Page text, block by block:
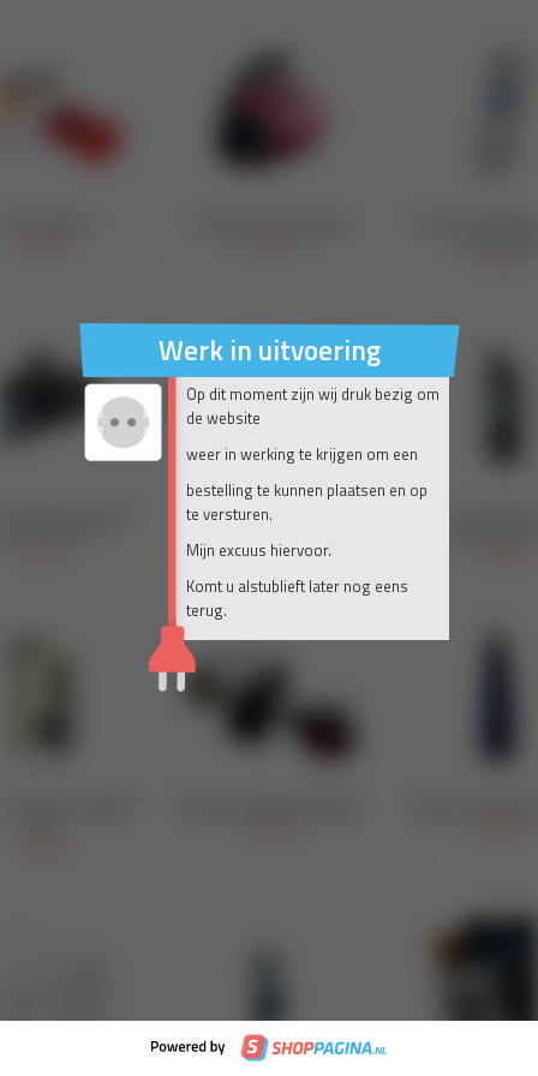
Werk in uitvoering
Op dit moment zijn wij druk bezig om
de website
weer in werking te krijgen om een
bestelling te kunnen plaatsen en op
te versturen.
Mijn excuus hiervoor.
Komt u alstublieft later nog eens
terug.